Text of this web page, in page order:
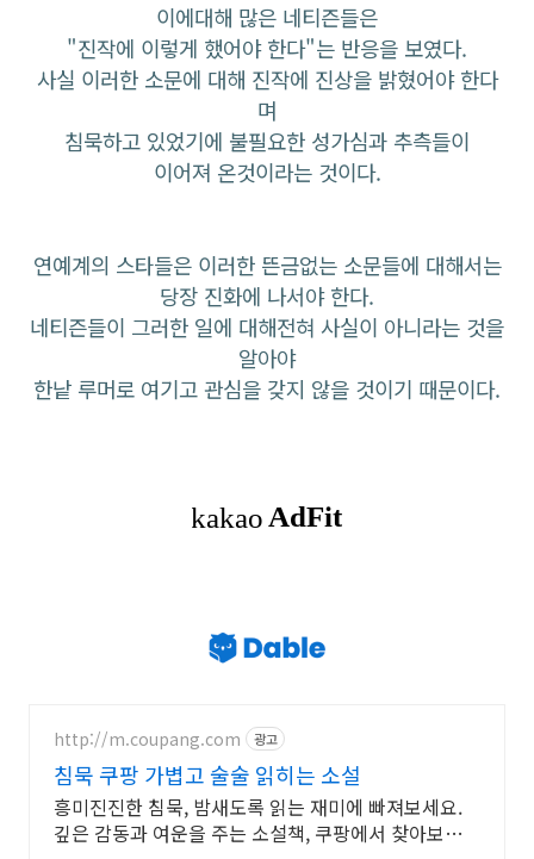
이에대해 많은 네티즌들은
"진작에 이렇게 했어야 한다"는 반응을 보였다.
사실 이러한 소문에 대해 진작에 진상을 밝혔어야 한다
며
침묵하고 있었기에 불필요한 성가심과 추측들이
이어져 온것이라는 것이다.
연예계의 스타들은 이러한 뜬금없는 소문들에 대해서는
당장 진화에 나서야 한다.
네티즌들이 그러한 일에 대해전혀 사실이 아니라는 것을
알아야
한낱 루머로 여기고 관심을 갖지 않을 것이기 때문이다.
http://m.coupang.com 광고
침묵 쿠팡 가볍고 술술 읽히는 소설
흥미진진한 침묵, 밤새도록 읽는 재미에 빠져보세요.
깊은 감동과 여운을 주는 소설책, 쿠팡에서 찾아보세